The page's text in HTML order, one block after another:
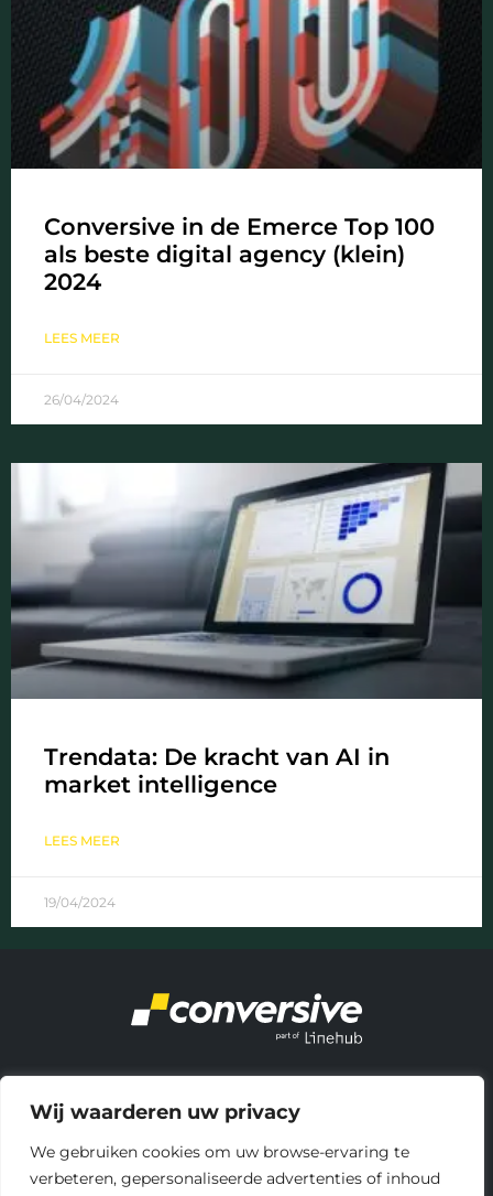
Wij waarderen uw privacy
We gebruiken cookies om uw browse-ervaring te
verbeteren, gepersonaliseerde advertenties of inhoud
Conversive in de Emerce Top 100
als beste digital agency (klein)
2024
LEES MEER
26/04/2024
Trendata: De kracht van AI in
market intelligence
LEES MEER
19/04/2024
Let’s talk
Linehub